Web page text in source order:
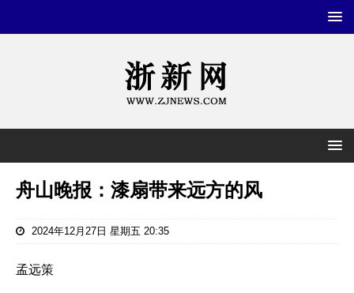
舟山晚报：漆扇带来远方的风
2024年12月27日 星期五 20:35
孟远策